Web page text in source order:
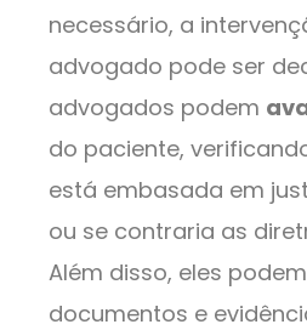
necessário, a
advogado pode ser
advogados podem
do paciente,
está embasada em
ou se contraria as
Além disso, eles
documentos e